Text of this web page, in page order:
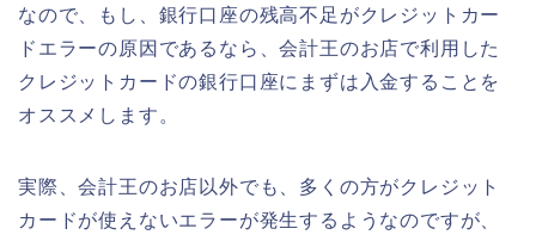
なので、もし、銀行口座の残高不足がクレジットカー
ドエラーの原因であるなら、会計王のお店で利用した
クレジットカードの銀行口座にまずは入金することを
オススメします。
実際、会計王のお店以外でも、多くの方がクレジット
カードが使えないエラーが発生するようなのですが、